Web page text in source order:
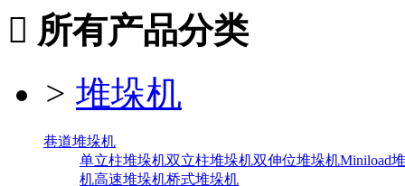
 所有产品分类
> 堆垛机
巷道堆垛机
单立柱堆垛机双立柱堆垛机双伸位堆垛机Miniload
机高速堆垛机桥式堆垛机